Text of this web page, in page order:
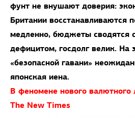
фунт не внушают доверия:
Британии восстанавливаются
медленно, бюджеты сводятся
дефицитом, госдолг велик. На
«безопасной гавани»
японская иена.
В феномене нового валютного
The New Times